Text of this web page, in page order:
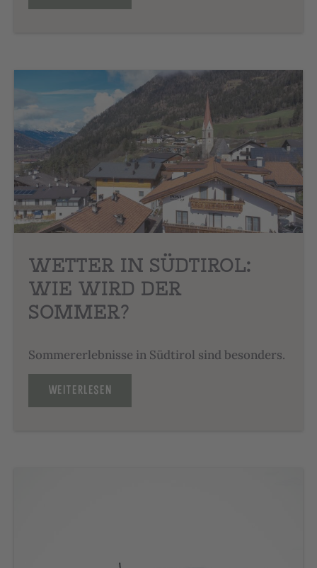
WETTER IN SÜDTIROL:
WIE WIRD DER
SOMMER?
Sommererlebnisse in Südtirol sind besonders.
WEITERLESEN